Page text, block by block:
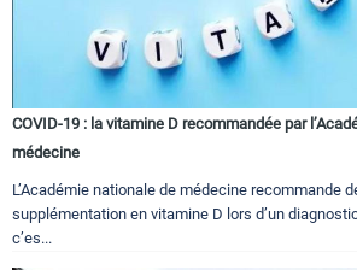
COVID-19 : la vitamine D recommandée par
médecine
L’Académie nationale de médecine recommande
supplémentation en vitamine D lors d’un
c’es...